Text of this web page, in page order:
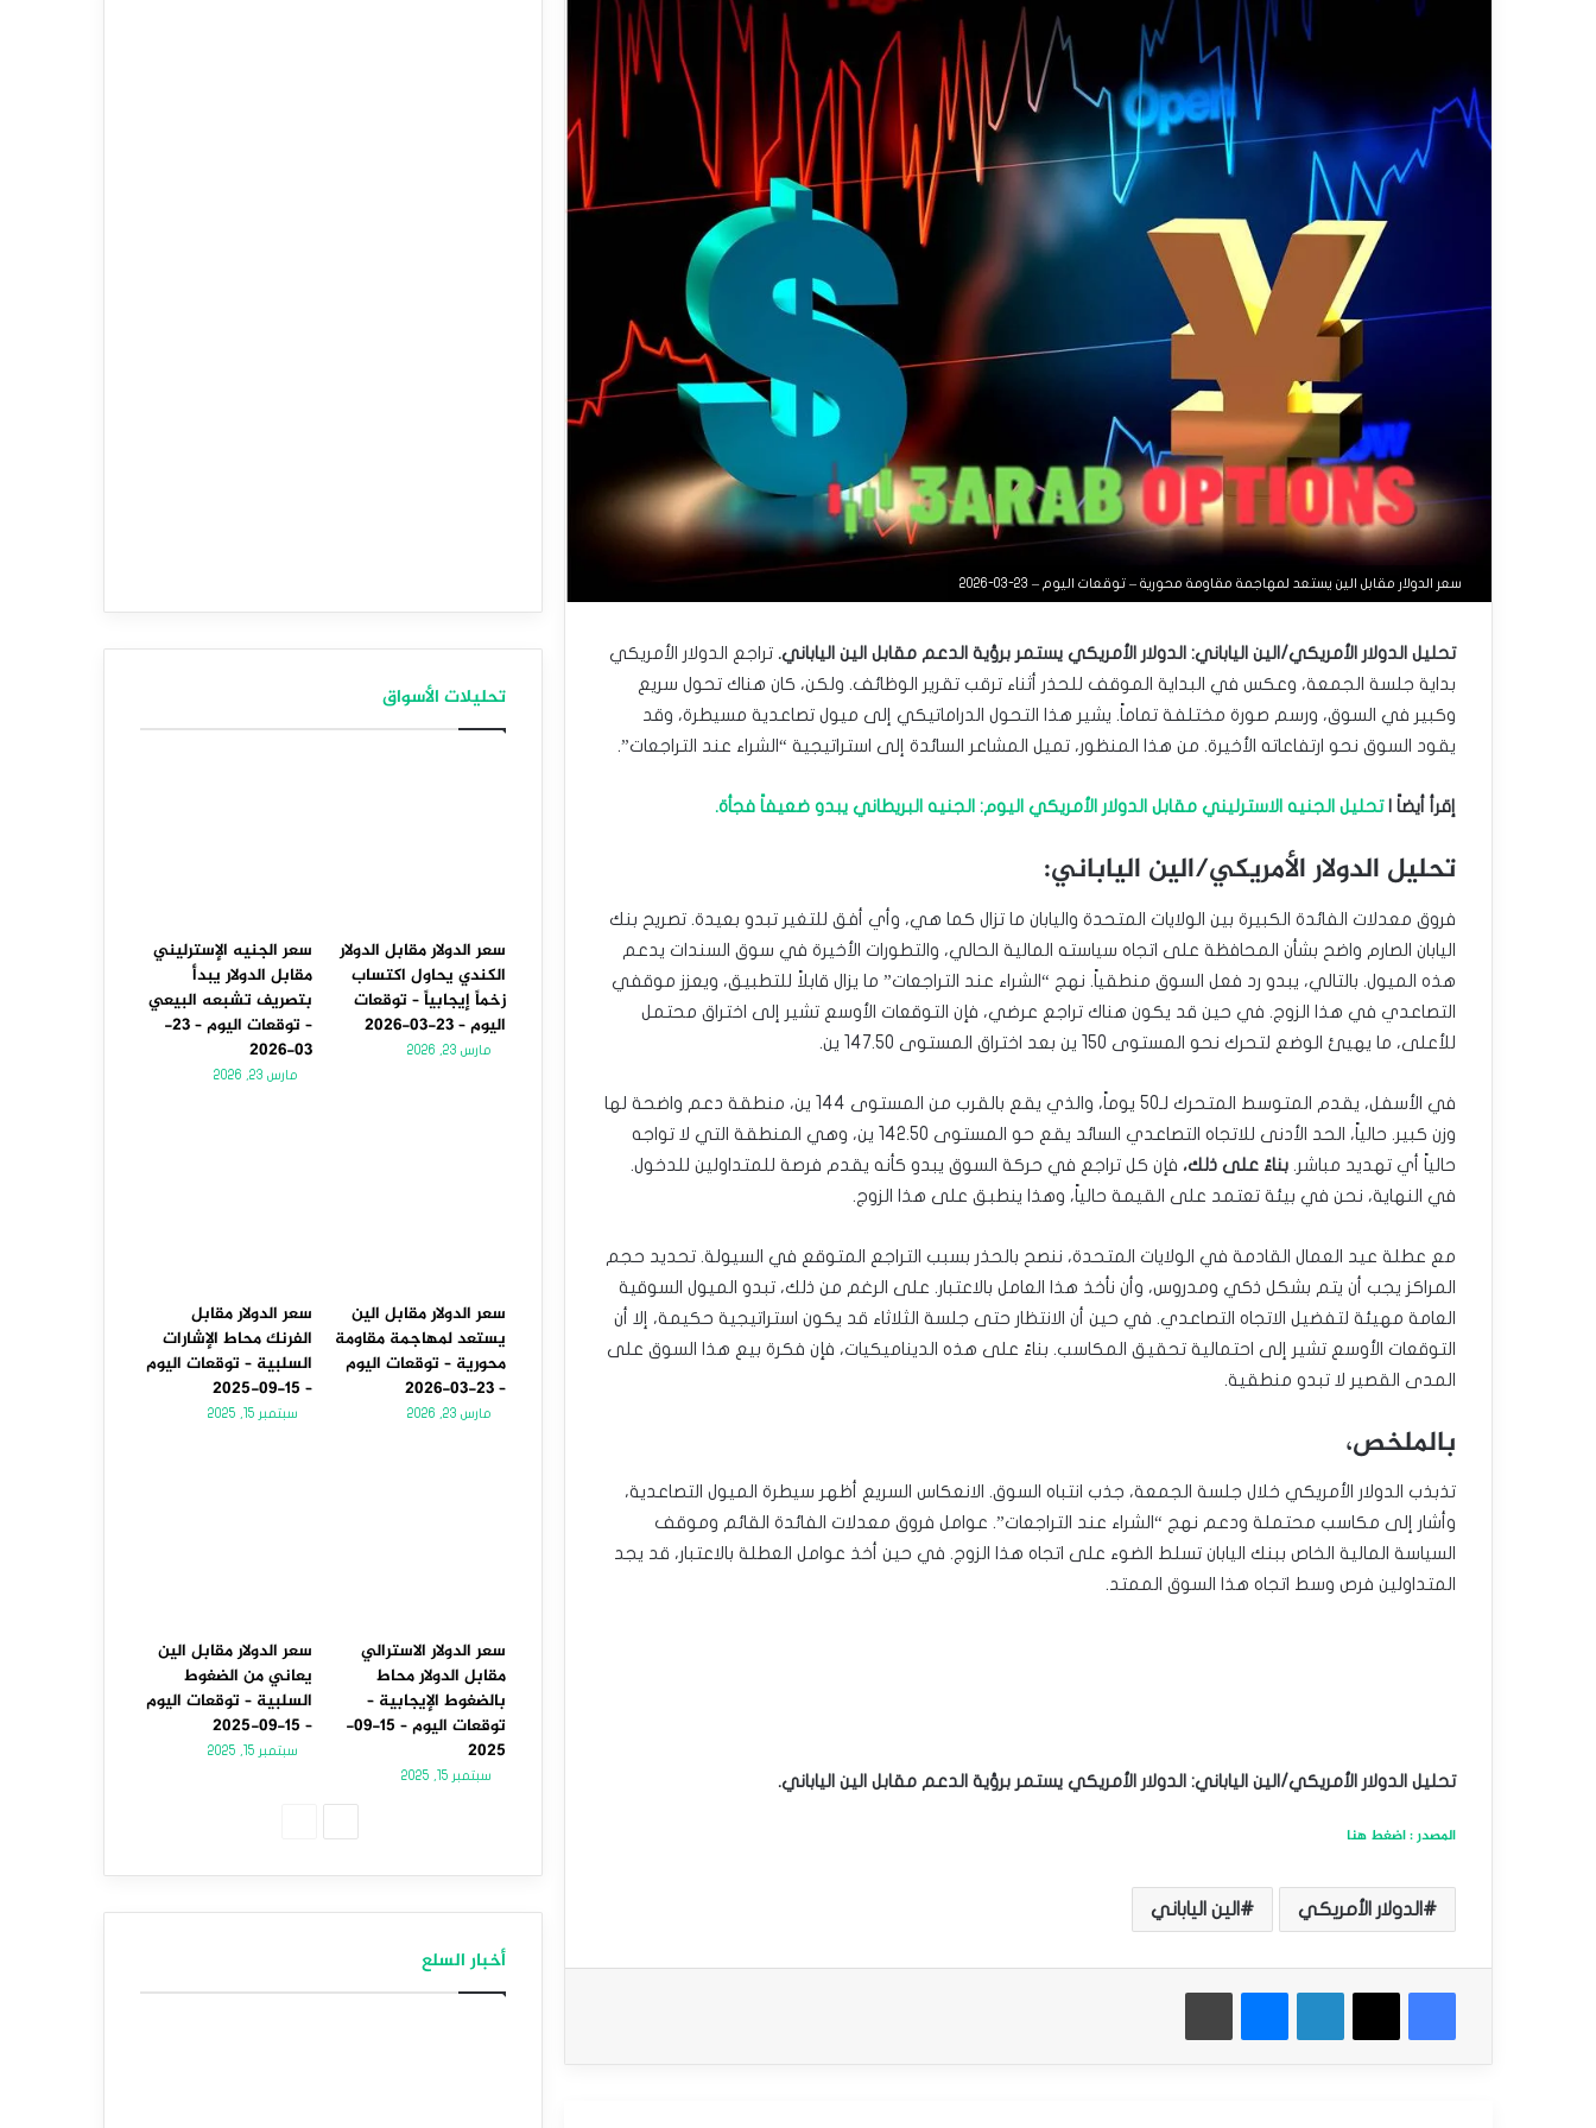
سعر الدولار مقابل الين يستعد لمهاجمة مقاومة محورية – توقعات اليوم – 23-03-2026
تحليل الدولار الأمريكي/الين الياباني: الدولار الأمريكي يستمر برؤية الدعم مقابل الين الياباني. تراجع الدولار الأمريكي
بداية جلسة الجمعة، وعكس في البداية الموقف للحذر أثناء ترقب تقرير الوظائف. ولكن، كان هناك تحول سريع
وكبير في السوق، ورسم صورة مختلفة تماماً. يشير هذا التحول الدراماتيكي إلى ميول تصاعدية مسيطرة، وقد
يقود السوق نحو ارتفاعاته الأخيرة. من هذا المنظور، تميل المشاعر السائدة إلى استراتيجية “الشراء عند التراجعات”.
إقرأ أيضاً |تحليل الجنيه الاسترليني مقابل الدولار الأمريكي اليوم: الجنيه البريطاني يبدو ضعيفاً فجأة.
تحليل الدولار الأمريكي/الين الياباني:
فروق معدلات الفائدة الكبيرة بين الولايات المتحدة واليابان ما تزال كما هي، وأي أفق للتغير تبدو بعيدة. تصريح بنك
اليابان الصارم واضح بشأن المحافظة على اتجاه سياسته المالية الحالي، والتطورات الأخيرة في سوق السندات يدعم
هذه الميول. بالتالي، يبدو رد فعل السوق منطقياً. نهج “الشراء عند التراجعات” ما يزال قابلاً للتطبيق، ويعزز موقفي
التصاعدي في هذا الزوج. في حين قد يكون هناك تراجع عرضي، فإن التوقعات الأوسع تشير إلى اختراق محتمل
للأعلى، ما يهيئ الوضع لتحرك نحو المستوى 150 ين بعد اختراق المستوى 147.50 ين.
في الأسفل، يقدم المتوسط المتحرك لـ50 يوماً، والذي يقع بالقرب من المستوى 144 ين، منطقة دعم واضحة لها
وزن كبير. حالياً، الحد الأدنى للاتجاه التصاعدي السائد يقع حو المستوى 142.50 ين، وهي المنطقة التي لا تواجه
حالياً أي تهديد مباشر. بناءً على ذلك، فإن كل تراجع في حركة السوق يبدو كأنه يقدم فرصة للمتداولين للدخول.
في النهاية، نحن في بيئة تعتمد على القيمة حالياً، وهذا ينطبق على هذا الزوج.
مع عطلة عيد العمال القادمة في الولايات المتحدة، ننصح بالحذر بسبب التراجع المتوقع في السيولة. تحديد حجم
المراكز يجب أن يتم بشكل ذكي ومدروس، وأن نأخذ هذا العامل بالاعتبار. على الرغم من ذلك، تبدو الميول السوقية
العامة مهيئة لتفضيل الاتجاه التصاعدي. في حين أن الانتظار حتى جلسة الثلاثاء قد يكون استراتيجية حكيمة، إلا أن
التوقعات الأوسع تشير إلى احتمالية تحقيق المكاسب. بناءً على هذه الديناميكيات، فإن فكرة بيع هذا السوق على
المدى القصير لا تبدو منطقية.
بالملخص،
تذبذب الدولار الأمريكي خلال جلسة الجمعة، جذب انتباه السوق. الانعكاس السريع أظهر سيطرة الميول التصاعدية،
وأشار إلى مكاسب محتملة ودعم نهج “الشراء عند التراجعات”. عوامل فروق معدلات الفائدة القائم وموقف
السياسة المالية الخاص ببنك اليابان تسلط الضوء على اتجاه هذا الزوج. في حين أخذ عوامل العطلة بالاعتبار، قد يجد
المتداولين فرص وسط اتجاه هذا السوق الممتد.
تحليل الدولار الأمريكي/الين الياباني: الدولار الأمريكي يستمر برؤية الدعم مقابل الين الياباني.
المصدر : اضغط هنا
الدولار الأمريكي الين الياباني
فيسبوك
‫X لينكدإن ماسنجر طباعة
اكتساب زخماً إيجابياً – توقعات اليوم – 23-
تحليلات الأسواق
سعر الدولار مقابل الدولار
الكندي يحاول اكتساب
زخماً إيجابياً – توقعات
اليوم – 23-03-2026
مارس 23, 2026
سعر الجنيه الإسترليني
مقابل الدولار يبدأ
بتصريف تشبعه البيعي
– توقعات اليوم – 23-
03-2026
مارس 23, 2026
سعر الدولار مقابل الين
يستعد لمهاجمة مقاومة
محورية – توقعات اليوم
– 23-03-2026
مارس 23, 2026
سعر الدولار مقابل
الفرنك محاط الإشارات
السلبية – توقعات اليوم
– 15-09-2025
سبتمبر 15, 2025
سعر الدولار الاسترالي
مقابل الدولار محاط
بالضغوط الإيجابية –
توقعات اليوم – 15-09-
2025
سبتمبر 15, 2025
سعر الدولار مقابل الين
يعاني من الضغوط
السلبية – توقعات اليوم
– 15-09-2025
سبتمبر 15, 2025
أخبار السلع